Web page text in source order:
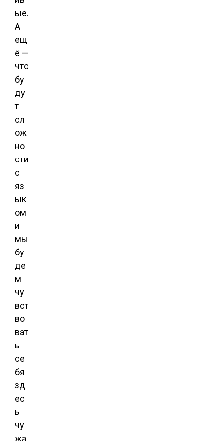
ые.
А
ещ
ё —
что
бу
ду
т
сл
ож
но
сти
с
яз
ык
ом
и
мы
бу
де
м
чу
вст
во
ват
ь
се
бя
зд
ес
ь
чу
жа